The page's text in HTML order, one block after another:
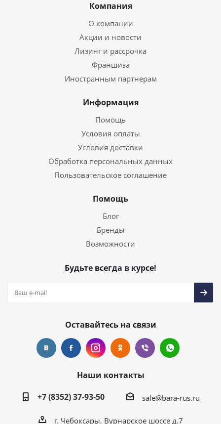
Компания
О компании
Акции и новости
Лизинг и рассрочка
Франшиза
Иностранным партнерам
Информация
Помощь
Условия оплаты
Условия доставки
Обработка персональных данных
Пользовательское соглашение
Помощь
Блог
Бренды
Возможности
Будьте всегда в курсе!
Оставайтесь на связи
Наши контакты
+7 (8352) 37-93-50
sale@bara-rus.ru
г. Чебоксары, Вурнарское шоссе д.7